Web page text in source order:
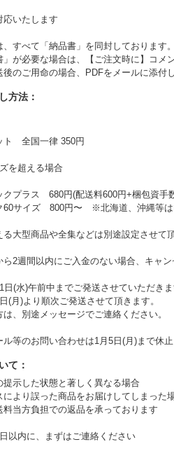
いたします
すべて「納品書」を同封しております。
が必要な場合は、【ご注文時に】コメ
のご用命の場合、PDFをメールに添付
方法：
ト 全国一律 350円
を超える場合
クプラス 680円(配送料600円+梱包資手
60サイズ 800円〜 ※北海道、沖縄等は
る大型商品や全集などは別途設定させて
2週間以内にご入金のない場合、キャン
(水)午前中までご発送させていただきま
(月)より順次ご発送させて頂きます。
は、別途メッセージでご連絡ください。
ル等のお問い合わせは1月5日(月)まで休止
て：
提示した状態と著しく異なる場合
により誤った商品をお届けしてしまった
料当方負担での返品を承っております
以内に、まずはご連絡ください